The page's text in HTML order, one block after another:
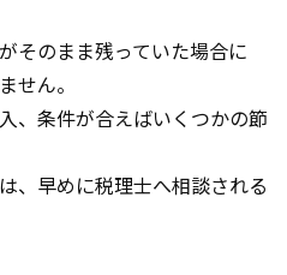
そのまま残っていた場合に
せん。
、条件が合えばいくつかの節
、早めに税理士へ相談される